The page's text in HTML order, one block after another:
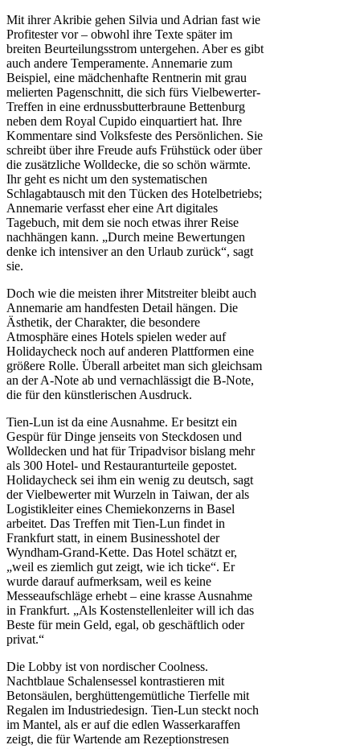
Mit ihrer Akribie gehen Silvia und Adrian fast wie
Profitester vor – obwohl ihre Texte später im
breiten Beurteilungsstrom untergehen. Aber es gibt
auch andere Temperamente. Annemarie zum
Beispiel, eine mädchenhafte Rentnerin mit grau
melierten Pagenschnitt, die sich fürs Vielbewerter-
Treffen in eine erdnussbutterbraune Bettenburg
neben dem Royal Cupido einquartiert hat. Ihre
Kommentare sind Volksfeste des Persönlichen. Sie
schreibt über ihre Freude aufs Frühstück oder über
die zusätzliche Wolldecke, die so schön wärmte.
Ihr geht es nicht um den systematischen
Schlagabtausch mit den Tücken des Hotelbetriebs;
Annemarie verfasst eher eine Art digitales
Tagebuch, mit dem sie noch etwas ihrer Reise
nachhängen kann. „Durch meine Bewertungen
denke ich intensiver an den Urlaub zurück“, sagt
sie.
Doch wie die meisten ihrer Mitstreiter bleibt auch
Annemarie am handfesten Detail hängen. Die
Ästhetik, der Charakter, die besondere
Atmosphäre eines Hotels spielen weder auf
Holidaycheck noch auf anderen Plattformen eine
größere Rolle. Überall arbeitet man sich gleichsam
an der A-Note ab und vernachlässigt die B-Note,
die für den künstlerischen Ausdruck.
Tien-Lun ist da eine Ausnahme. Er besitzt ein
Gespür für Dinge jenseits von Steckdosen und
Wolldecken und hat für Tripadvisor bislang mehr
als 300 Hotel- und Restauranturteile gepostet.
Holidaycheck sei ihm ein wenig zu deutsch, sagt
der Vielbewerter mit Wurzeln in Taiwan, der als
Logistikleiter eines Chemiekonzerns in Basel
arbeitet. Das Treffen mit Tien-Lun findet in
Frankfurt statt, in einem Businesshotel der
Wyndham-Grand-Kette. Das Hotel schätzt er,
„weil es ziemlich gut zeigt, wie ich ticke“. Er
wurde darauf aufmerksam, weil es keine
Messeaufschläge erhebt – eine krasse Ausnahme
in Frankfurt. „Als Kostenstellenleiter will ich das
Beste für mein Geld, egal, ob geschäftlich oder
privat.“
Die Lobby ist von nordischer Coolness.
Nachtblaue Schalensessel kontrastieren mit
Betonsäulen, berghüttengemütliche Tierfelle mit
Regalen im Industriedesign. Tien-Lun steckt noch
im Mantel, als er auf die edlen Wasserkaraffen
zeigt, die für Wartende am Rezeptionstresen